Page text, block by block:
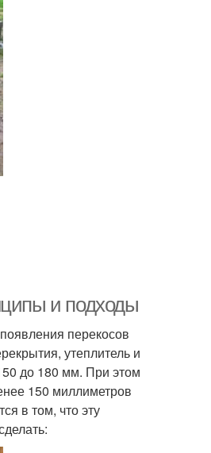
и подходы
перекосов
утеплитель и
до 180 мм. При этом
150 миллиметров
в том, что эту